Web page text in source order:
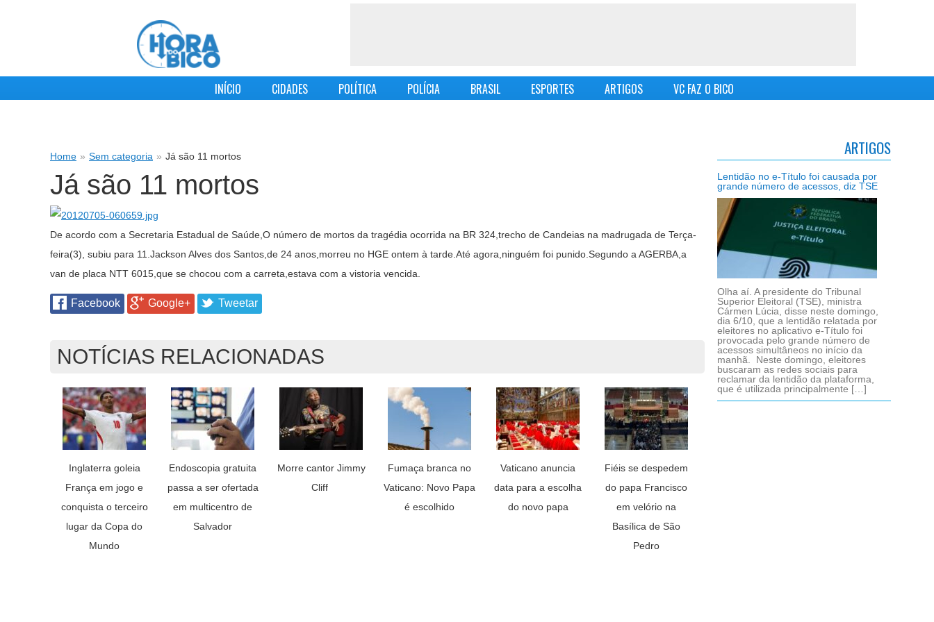
INÍCIO CIDADES POLÍTICA POLÍCIA BRASIL ESPORTES ARTIGOS VC FAZ O BICO
Home » Sem categoria » Já são 11 mortos
Já são 11 mortos
De acordo com a Secretaria Estadual de Saúde,O número de mortos da tragédia ocorrida na BR 324,trecho de Candeias na madrugada de Terça-
feira(3), subiu para 11.Jackson Alves dos Santos,de 24 anos,morreu no HGE ontem à tarde.Até agora,ninguém foi punido.Segundo a AGERBA,a
van de placa NTT 6015,que se chocou com a carreta,estava com a vistoria vencida.
Facebook Google+ Tweetar
NOTÍCIAS RELACIONADAS
Inglaterra goleia
França em jogo e
conquista o terceiro
lugar da Copa do
Mundo
Endoscopia gratuita
passa a ser ofertada
em multicentro de
Salvador
Morre cantor Jimmy
Cliff
Fumaça branca no
Vaticano: Novo Papa
é escolhido
Vaticano anuncia
data para a escolha
do novo papa
Fiéis se despedem
do papa Francisco
em velório na
Basílica de São
Pedro
ARTIGOS
Lentidão no e-Título foi causada por
grande número de acessos, diz TSE
Olha aí. A presidente do Tribunal
Superior Eleitoral (TSE), ministra
Cármen Lúcia, disse neste domingo,
dia 6/10, que a lentidão relatada por
eleitores no aplicativo e-Título foi
provocada pelo grande número de
acessos simultâneos no início da
manhã. Neste domingo, eleitores
buscaram as redes sociais para
reclamar da lentidão da plataforma,
que é utilizada principalmente […]